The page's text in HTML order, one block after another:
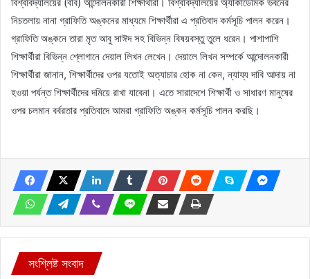
নিচতলায় নানা গ্রাফিতি অঙ্কনের মাধ্যমে শিক্ষার্থীরা এ প্রতিবাদ কর্মসূচি পালন করেন।
গ্রাফিতি অঙ্কনে তারা মৃত আবু সাঈদ সহ বিভিন্ন বিষয়বস্তু তুলে ধরেন। পাশাপাশি
শিক্ষার্থীরা বিভিন্ন শ্লোগানে দেয়াল লিখন লেখেন। দেয়ালে লিখন সম্পর্কে আন্দোলনকারী
শিক্ষার্থীরা জানান, শিক্ষার্থীদের ওপর যতোই অত্যাচার হোক না কেন, ন্যায্য দাবি আদায় না
হওয়া পর্যন্ত শিক্ষার্থীদের দমিয়ে রাখা যাবেনা। এতে সারাদেশে শিক্ষার্থী ও সাধারণ মানুষের
ওপর চলমান বর্বরতার প্রতিবাদে আমরা গ্রাফিতি অঙ্কন কর্মসূচি পালন করছি।
সংশ্লিষ্ট সংবাদ